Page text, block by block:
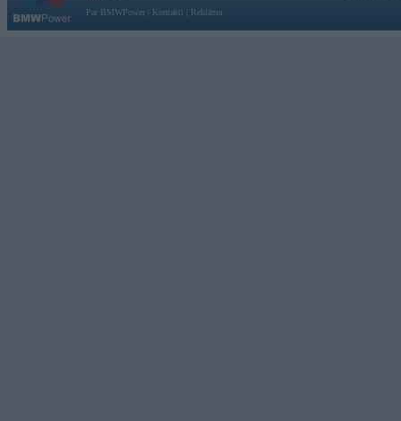
Par BMWPower
Kontakti Reklāma